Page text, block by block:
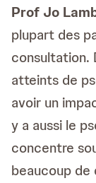
Prof Jo
plupart des
consultation.
atteints de
avoir un
y a aussi le
concentre
beaucoup de